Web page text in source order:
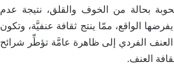
بحالة من الخوف والقلق، نتيجة عدم
الواقع، ممّا ينتج ثقافة عنفيَّة، وتكون
العنف الفردي إلى ظاهرة عامَّة تؤطِّر شرائح
العنف.